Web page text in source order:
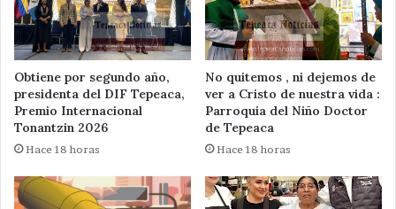
Obtiene por segundo año,
presidenta del DIF Tepeaca,
Premio Internacional
Tonantzin 2026
Hace 18 horas
No quitemos , ni dejemos de
ver a Cristo de nuestra vida :
Parroquia del Niño Doctor
de Tepeaca
Hace 18 horas